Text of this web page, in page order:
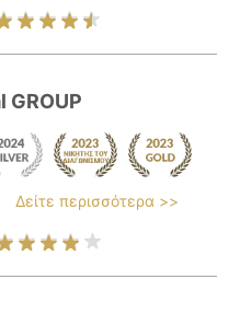
GROUP
Δείτε περισσότερα >>